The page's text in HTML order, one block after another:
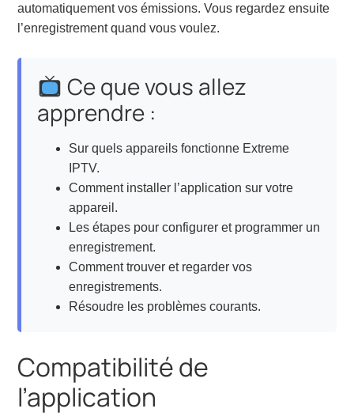
automatiquement vos émissions. Vous regardez ensuite
l’enregistrement quand vous voulez.
Ce que vous allez
apprendre :
Sur quels appareils fonctionne Extreme
IPTV.
Comment installer l’application sur votre
appareil.
Les étapes pour configurer et programmer un
enregistrement.
Comment trouver et regarder vos
enregistrements.
Résoudre les problèmes courants.
Compatibilité de
l’application